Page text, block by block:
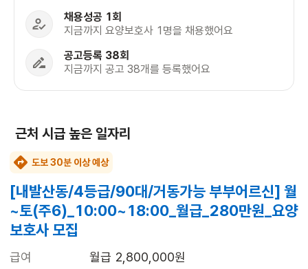
채용성공 1회
지금까지 요양보호사 1명을 채용했어요
공고등록 38회
지금까지 공고 38개를 등록했어요
근처 시급 높은 일자리
도보 30분 이상 예상
[내발산동/4등급/90대/거동가능 부부어르신] 월
~토(주6)_10:00~18:00_월급_280만원_요양
보호사 모집
급여
월급 2,800,000원